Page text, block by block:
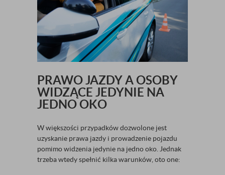
PRAWO JAZDY A OSOBY
WIDZĄCE JEDYNIE NA
JEDNO OKO
W większości przypadków dozwolone jest
uzyskanie prawa jazdy i prowadzenie pojazdu
pomimo widzenia jedynie na jedno oko. Jednak
trzeba wtedy spełnić kilka warunków, oto one: